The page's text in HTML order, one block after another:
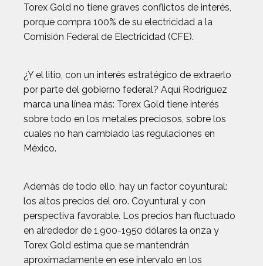
Torex Gold no tiene graves conflictos de interés,
porque compra 100% de su electricidad a la
Comisión Federal de Electricidad (CFE).
¿Y el litio, con un interés estratégico de extraerlo
por parte del gobierno federal? Aquí Rodríguez
marca una línea más: Torex Gold tiene interés
sobre todo en los metales preciosos, sobre los
cuales no han cambiado las regulaciones en
México.
Además de todo ello, hay un factor coyuntural:
los altos precios del oro. Coyuntural y con
perspectiva favorable. Los precios han fluctuado
en alrededor de 1,900-1950 dólares la onza y
Torex Gold estima que se mantendrán
aproximadamente en ese intervalo en los